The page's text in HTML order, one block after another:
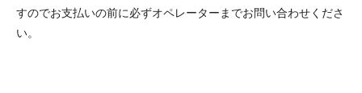
すのでお支払いの前に必ずオペレーターまでお問い合わせくださ
い。